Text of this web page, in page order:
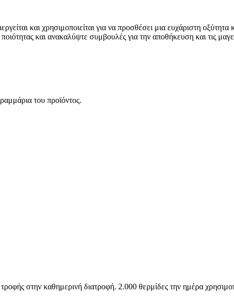
και χρησιμοποιείται για να προσθέσει μια ευχάριστη οξύτητα
και ανακαλύψτε συμβουλές για την αποθήκευση και τις
του προϊόντος.
στην καθημερινή διατροφή. 2.000 θερμίδες την ημέρα